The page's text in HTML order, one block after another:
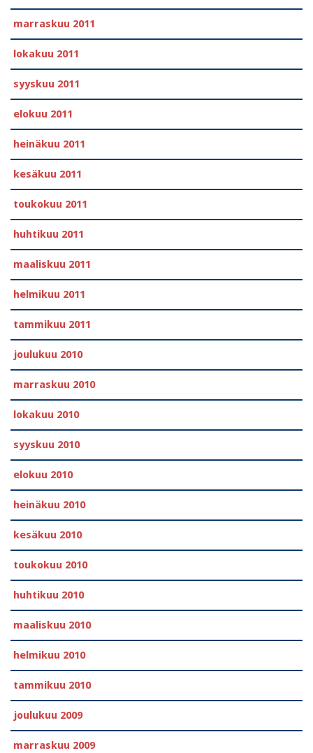
marraskuu 2011
lokakuu 2011
syyskuu 2011
elokuu 2011
heinäkuu 2011
kesäkuu 2011
toukokuu 2011
huhtikuu 2011
maaliskuu 2011
helmikuu 2011
tammikuu 2011
joulukuu 2010
marraskuu 2010
lokakuu 2010
syyskuu 2010
elokuu 2010
heinäkuu 2010
kesäkuu 2010
toukokuu 2010
huhtikuu 2010
maaliskuu 2010
helmikuu 2010
tammikuu 2010
joulukuu 2009
marraskuu 2009